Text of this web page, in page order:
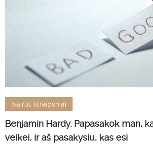
Įvairūs straipsniai
Benjamin Hardy. Papasakok man,
veikei, ir aš pasakysiu, kas esi